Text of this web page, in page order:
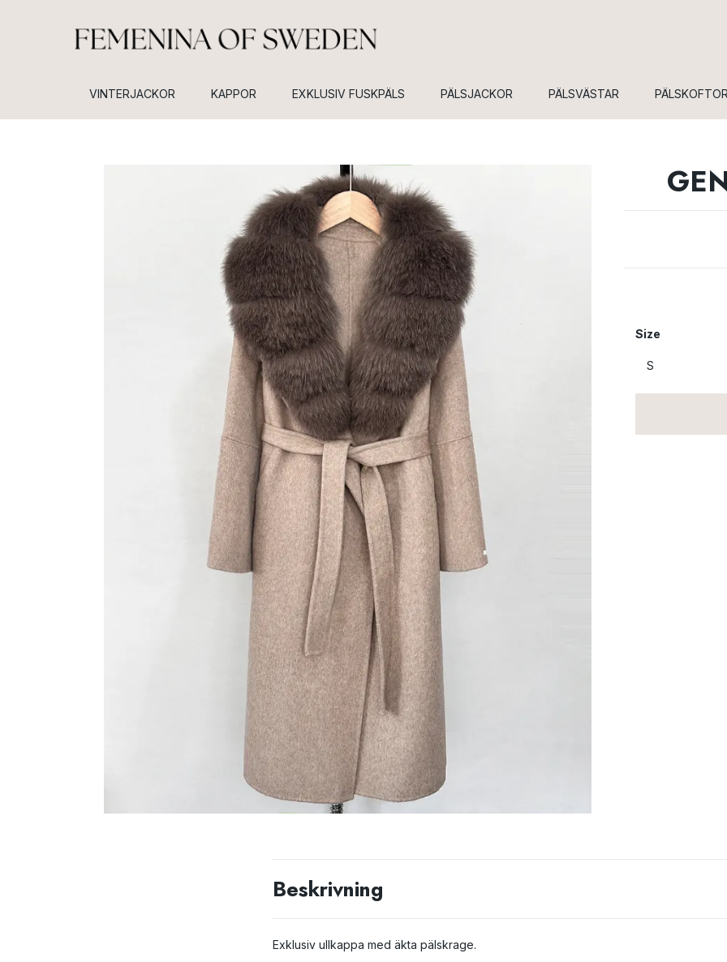
VINTERJACKOR KAPPOR EXKLUSIV FUSKPÄLS PÄLSJACKOR PÄLSVÄSTAR PÄLSKOFTOR
Size
Beskrivning
Exklusiv ullkappa med äkta pälskrage.